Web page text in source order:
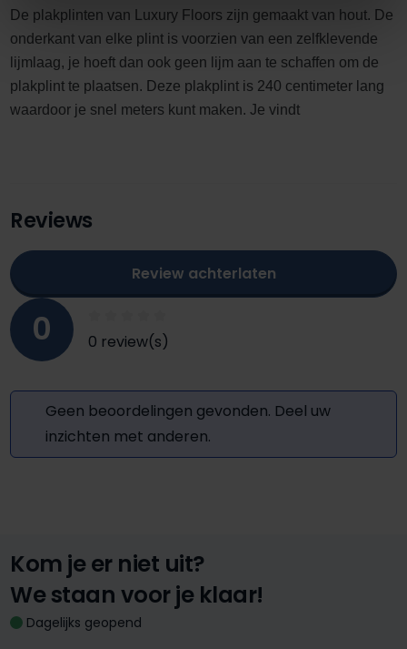
De plakplinten van Luxury Floors zijn gemaakt van hout. De
onderkant van elke plint is voorzien van een zelfklevende
lijmlaag, je hoeft dan ook geen lijm aan te schaffen om de
plakplint te plaatsen. Deze plakplint is 240 centimeter lang
waardoor je snel meters kunt maken. Je vindt
Reviews
0 0 review(s)
Review achterlaten
Geen beoordelingen gevonden. Deel uw
inzichten met anderen.
Kom je er niet uit?
We staan voor je klaar!
Dagelijks geopend